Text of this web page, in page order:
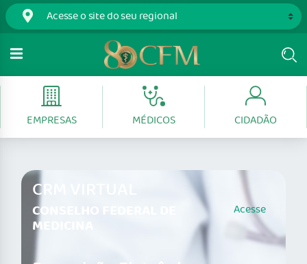
EMPRESAS MÉDICOS CIDADÃO
CRM VIRTUAL
CONSELHO FEDERAL DE
MEDICINA
Acesse